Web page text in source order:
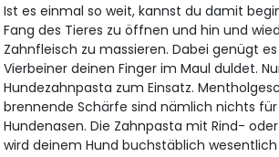
Ist es einmal so weit, kannst du damit
Fang des Tieres zu öffnen und hin und
Zahnfleisch zu massieren. Dabei genügt
Vierbeiner deinen Finger im Maul duldet.
Hundezahnpasta zum Einsatz.
brennende Schärfe sind nämlich nichts
Hundenasen. Die Zahnpasta mit Rind-
wird deinem Hund buchstäblich